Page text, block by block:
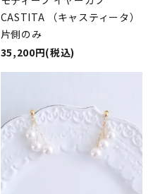
CASTITA （キャスティータ）
片側のみ
35,200円(税込)